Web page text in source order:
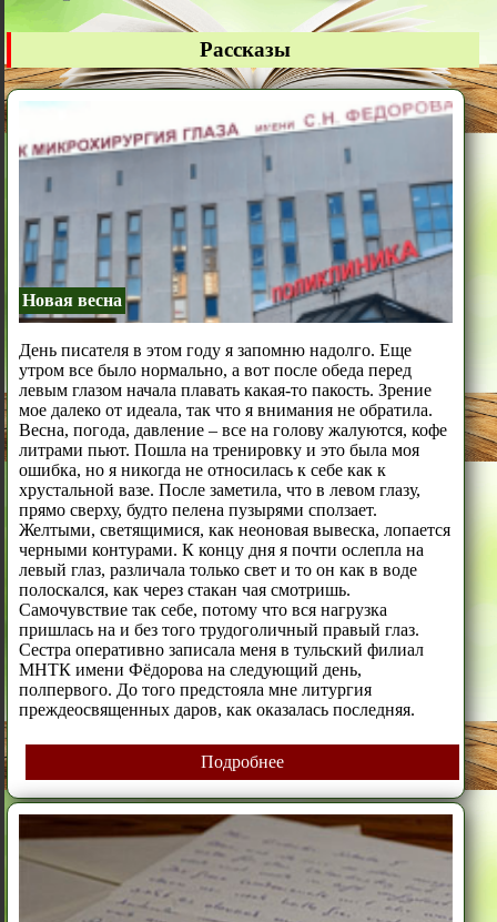
Рассказы
Новая весна
День писателя в этом году я запомню надолго. Еще
утром все было нормально, а вот после обеда перед
левым глазом начала плавать какая-то пакость. Зрение
мое далеко от идеала, так что я внимания не обратила.
Весна, погода, давление – все на голову жалуются, кофе
литрами пьют. Пошла на тренировку и это была моя
ошибка, но я никогда не относилась к себе как к
хрустальной вазе. После заметила, что в левом глазу,
прямо сверху, будто пелена пузырями сползает.
Желтыми, светящимися, как неоновая вывеска, лопается
черными контурами. К концу дня я почти ослепла на
левый глаз, различала только свет и то он как в воде
полоскался, как через стакан чая смотришь.
Самочувствие так себе, потому что вся нагрузка
пришлась на и без того трудоголичный правый глаз.
Сестра оперативно записала меня в тульский филиал
МНТК имени Фёдорова на следующий день,
полпервого. До того предстояла мне литургия
преждеосвященных даров, как оказалась последняя.
Подробнее